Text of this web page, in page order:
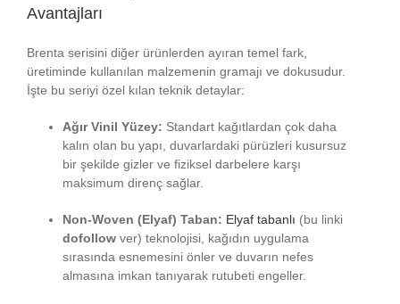
Avantajları
Brenta serisini diğer ürünlerden ayıran temel fark,
üretiminde kullanılan malzemenin gramajı ve dokusudur.
İşte bu seriyi özel kılan teknik detaylar:
Ağır Vinil Yüzey: Standart kağıtlardan çok daha
kalın olan bu yapı, duvarlardaki pürüzleri kusursuz
bir şekilde gizler ve fiziksel darbelere karşı
maksimum direnç sağlar.
Non-Woven (Elyaf) Taban: Elyaf tabanlı (bu linki
dofollowver) teknolojisi, kağıdın uygulama
sırasında esnemesini önler ve duvarın nefes
almasına imkan tanıyarak rutubeti engeller.